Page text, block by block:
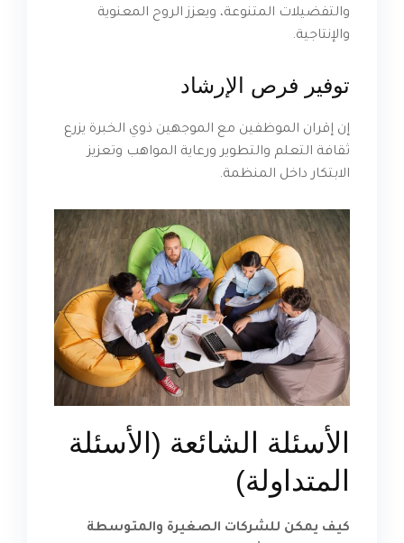
والتفضيلات المتنوعة، ويعزز الروح المعنوية
والإنتاجية.
توفير فرص الإرشاد
إن إقران الموظفين مع الموجهين ذوي الخبرة يزرع
ثقافة التعلم والتطوير ورعاية المواهب وتعزيز
الابتكار داخل المنظمة.
الأسئلة الشائعة (الأسئلة
المتداولة)
كيف يمكن للشركات الصغيرة والمتوسطة